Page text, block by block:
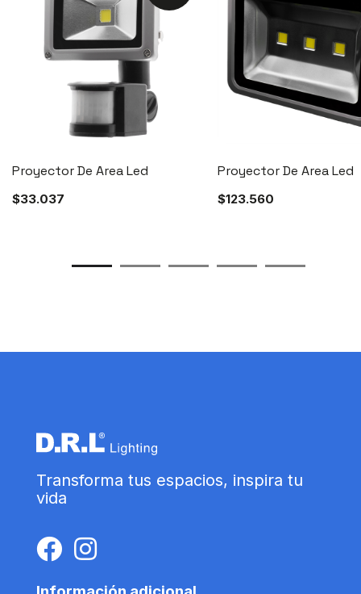
Proyector De Area Led
$33.037
Proyector De Area Led
$123.560
Transforma tus espacios, inspira tu
vida